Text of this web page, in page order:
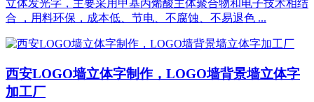
立体发光字，主要采用甲基丙烯酸主体聚合物和电子技术相结
合 ，用料环保，成本低、节电、不腐蚀、不易退色 ...
西安LOGO墙立体字制作，LOGO墙背景墙立体字
加工厂